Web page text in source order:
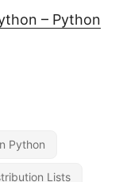
– Python
Python
Lists